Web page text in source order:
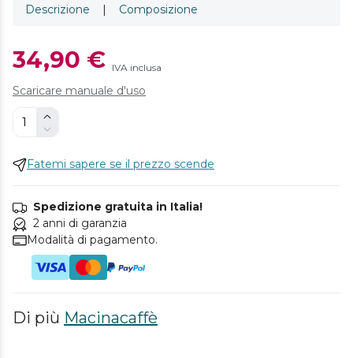
Descrizione | Composizione
34,90 € IVA inclusa
Scaricare manuale d'uso
Fatemi sapere se il prezzo scende
Spedizione gratuita in Italia!
2 anni di garanzia
Modalità di pagamento.
Di più Macinacaffè